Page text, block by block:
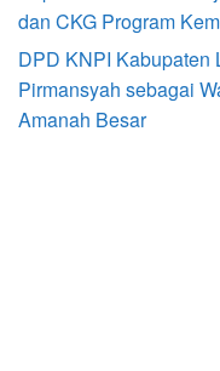
dan CKG Program
DPD KNPI Kabupaten
Pirmansyah sebagai
Amanah Besar